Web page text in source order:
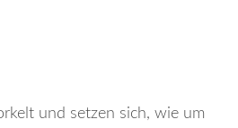
und setzen sich, wie um